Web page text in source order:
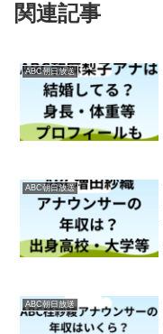
関連記事
ABC朝日放送
ABC朝日放送
ABC朝日放送